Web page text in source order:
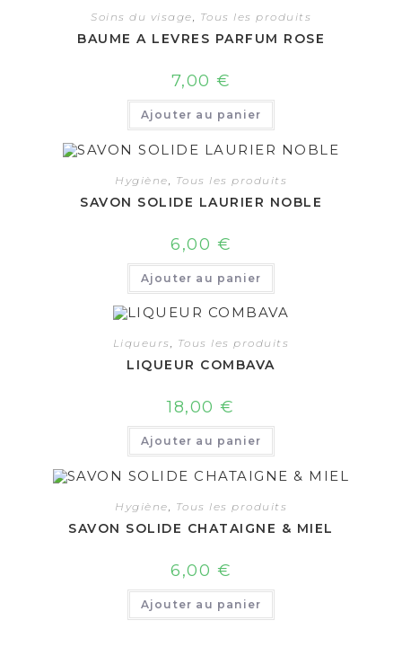
Soins du visage, Tous les produits
BAUME A LEVRES PARFUM ROSE
7,00 €
Ajouter au panier
Hygiène Tous les produits
SAVON SOLIDE LAURIER NOBLE
6,00 €
Ajouter au panier
Liqueurs , Tous les produits
LIQUEUR COMBAVA
18,00 €
Ajouter au panier
Hygiène Tous les produits
SAVON SOLIDE CHATAIGNE & MIEL
6,00 €
Ajouter au panier